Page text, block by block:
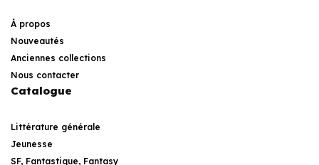
À propos
Nouveautés
Anciennes collections
Nous contacter
Catalogue
Littérature générale
Jeunesse
SF, Fantastique, Fantasy